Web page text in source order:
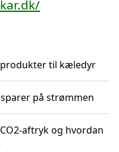
til kæledyr
på strømmen
aftryk og hvordan